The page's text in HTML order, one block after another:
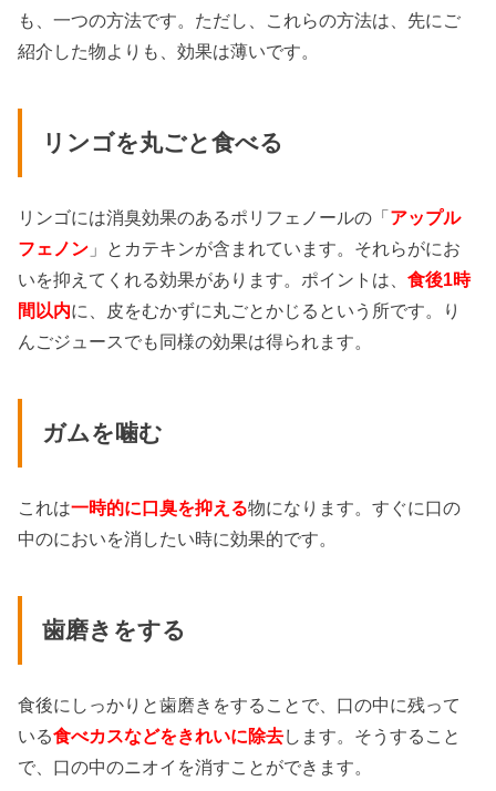
も、一つの方法です。ただし、これらの方法は、先にご
紹介した物よりも、効果は薄いです。
リンゴを丸ごと食べる
リンゴには消臭効果のあるポリフェノールの「アップル
フェノン 」とカテキンが含まれています。それらがにお
いを抑えてくれる効果があります。ポイントは、食後1時
間以内に、皮をむかずに丸ごとかじるという所です。り
んごジュースでも同様の効果は得られます。
ガムを噛む
これは一時的に口臭を抑える物になります。すぐに口の
中のにおいを消したい時に効果的です。
歯磨きをする
食後にしっかりと歯磨きをすることで、口の中に残って
いる食べカスなどをきれいに除去します。そうすること
で、口の中のニオイを消すことができます。